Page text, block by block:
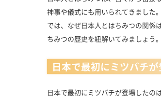
神事や儀式にも用いられてきました
では、なぜ日本人とはちみつの関係
ちみつの歴史を紐解いてみましょう。
日本で最初にミツバチ
日本で最初にミツバチが登場したの